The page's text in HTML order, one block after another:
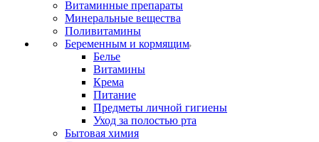
Витаминные препараты
Минеральные вещества
Поливитамины
Беременным и кормящим
Белье
Витамины
Крема
Питание
Предметы личной гигиены
Уход за полостью рта
Бытовая химия